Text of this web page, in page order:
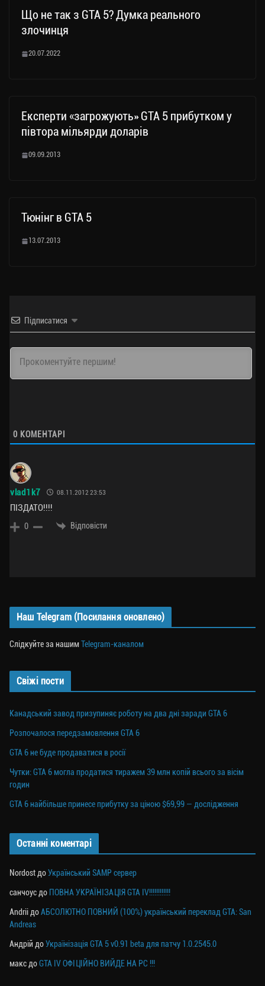
Що не так з GTA 5? Думка реального
злочинця
20.07.2022
Експерти «загрожують» GTA 5 прибутком у
півтора мільярди доларів
09.09.2013
Тюнінг в GTA 5
13.07.2013
Підписатися
0 КОМЕНТАРІ
vlad1k7 08.11.2012 23:53
ПІЗДАТО!!!!
0 Відповісти
Наш Telegram (Посилання оновлено)
Слідкуйте за нашимTelegram-каналом
Свіжі пости
Канадський завод призупиняє роботу на два дні заради GTA 6
Розпочалося передзамовлення GTA 6
GTA 6 не буде продаватися в росії
Чутки: GTA 6 могла продатися тиражем 39 млн копій всього за вісім
годин
GTA 6 найбільше принесе прибутку за ціною $69,99 — дослідження
Останні коментарі
NordostдоУкраїнський SAMP сервер
санчоусдо ПОВНА УКРАЇНІЗАЦІЯ GTA IV!!!!!!!!!!!!
AndriiдоАБСОЛЮТНО ПОВНИЙ (100%) український переклад GTA: San
Andreas
Андрій доУкраїнізація GTA 5 v0.91 beta для патчу 1.0.2545.0
максдоGTA IV ОФІЦІЙНО ВИЙДЕ НА PC !!!